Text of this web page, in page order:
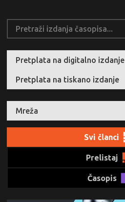
Pretplata na digitalno izdanje
Pretplata na tiskano izdanje
Mreža
Svi članci
Prelistaj
Časopis